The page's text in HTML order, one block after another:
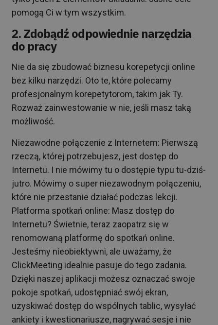
pomogą Ci w tym wszystkim.
2. Zdobądź odpowiednie narzędzia
do pracy
Nie da się zbudować biznesu korepetycji online
bez kilku narzędzi. Oto te, które polecamy
profesjonalnym korepetytorom, takim jak Ty.
Rozważ zainwestowanie w nie, jeśli masz taką
możliwość.
Niezawodne połączenie z Internetem: Pierwszą
rzeczą, której potrzebujesz, jest dostęp do
Internetu. I nie mówimy tu o dostępie typu tu-dziś-
jutro. Mówimy o super niezawodnym połączeniu,
które nie przestanie działać podczas lekcji.
Platforma spotkań online: Masz dostęp do
Internetu? Świetnie, teraz zaopatrz się w
renomowaną platformę do spotkań online.
Jesteśmy nieobiektywni, ale uważamy, że
ClickMeeting idealnie pasuje do tego zadania.
Dzięki naszej aplikacji możesz oznaczać swoje
pokoje spotkań, udostępniać swój ekran,
uzyskiwać dostęp do wspólnych tablic, wysyłać
ankiety i kwestionariusze, nagrywać sesje i nie